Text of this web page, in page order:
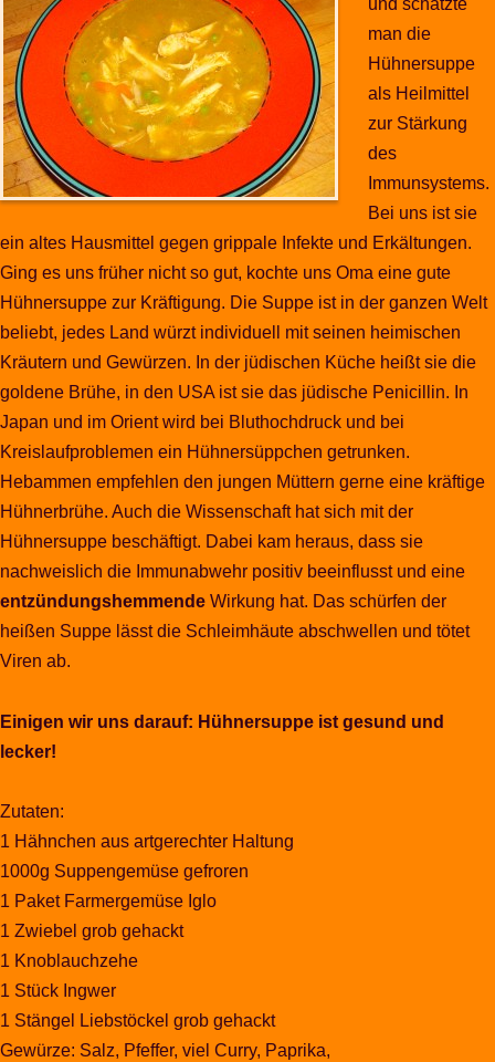
und schätzte
man die
Hühnersuppe
als Heilmittel
zur Stärkung
des
Immunsystems.
Bei uns ist sie
ein altes Hausmittel gegen grippale Infekte und Erkältungen.
Ging es uns früher nicht so gut, kochte uns Oma eine gute
Hühnersuppe zur Kräftigung. Die Suppe ist in der ganzen Welt
beliebt, jedes Land würzt individuell mit seinen heimischen
Kräutern und Gewürzen. In der jüdischen Küche heißt sie die
goldene Brühe, in den USA ist sie das jüdische Penicillin. In
Japan und im Orient wird bei Bluthochdruck und bei
Kreislaufproblemen ein Hühnersüppchen getrunken.
Hebammen empfehlen den jungen Müttern gerne eine kräftige
Hühnerbrühe. Auch die Wissenschaft hat sich mit der
Hühnersuppe beschäftigt. Dabei kam heraus, dass sie
nachweislich die Immunabwehr positiv beeinflusst und eine
entzündungshemmende Wirkung hat. Das schürfen der
heißen Suppe lässt die Schleimhäute abschwellen und tötet
Viren ab.
Einigen wir uns darauf: Hühnersuppe ist gesund und
lecker!
Zutaten:
1 Hähnchen aus artgerechter Haltung
1000g Suppengemüse gefroren
1 Paket Farmergemüse Iglo
1 Zwiebel grob gehackt
1 Knoblauchzehe
1 Stück Ingwer
1 Stängel Liebstöckel grob gehackt
Gewürze: Salz, Pfeffer, viel Curry, Paprika,